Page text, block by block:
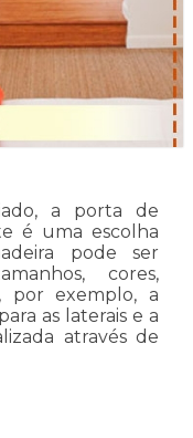
a porta de
é uma escolha
pode ser
cores,
por exemplo, a
as laterais e a
através de